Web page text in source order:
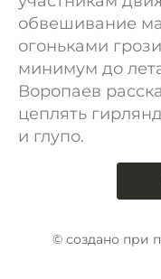
обвешивание
огоньками
минимум до
Воропаев
цеплять
и глупо.
© создано при